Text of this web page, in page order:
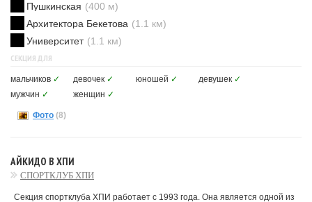
Пушкинская (400 м)
Архитектора Бекетова (1.1 км)
Университет (1.1 км)
СЕКЦИЯ ДЛЯ
мальчиков ✓ девочек ✓ юношей ✓ девушек ✓
мужчин ✓ женщин ✓
Фото (8)
АЙКИДО В ХПИ
СПОРТКЛУБ ХПИ
Секция спортклуба ХПИ работает с 1993 года. Она является одной из